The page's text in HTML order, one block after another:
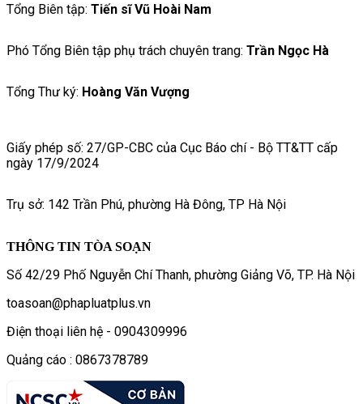
Tổng Biên tập: Tiến sĩ Vũ Hoài Nam
Phó Tổng Biên tập phụ trách chuyên trang: Trần Ngọc Hà
Tổng Thư ký: Hoàng Văn Vượng
Giấy phép số: 27/GP-CBC của Cục Báo chí - Bộ TT&TT cấp
ngày 17/9/2024
Trụ sở: 142 Trần Phú, phường Hà Đông, TP Hà Nội
THÔNG TIN TÒA SOẠN
Số 42/29 Phố Nguyễn Chí Thanh, phường Giảng Võ, TP. Hà Nội
toasoan@phapluatplus.vn
Điện thoại liên hệ - 0904309996
Quảng cáo : 0867378789